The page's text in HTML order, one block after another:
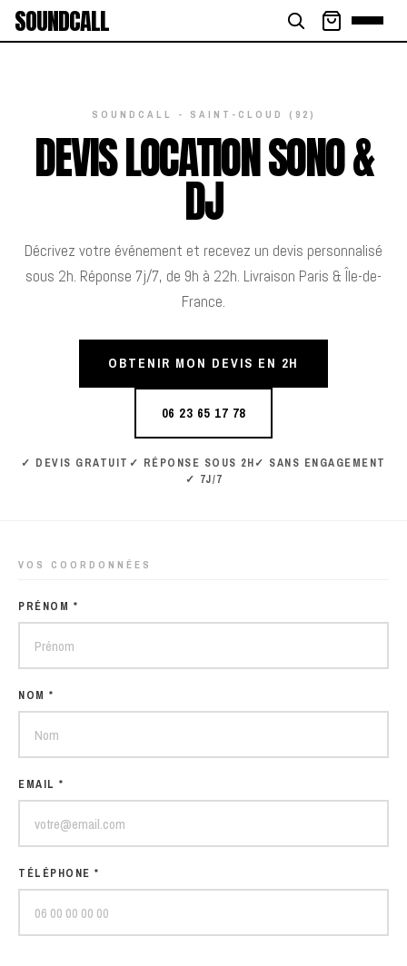
SOUNDCALL
SOUNDCALL - SAINT-CLOUD (92)
DEVIS LOCATION SONO &
DJ
Décrivez votre événement et recevez un devis personnalisé
sous 2h. Réponse 7j/7, de 9h à 22h. Livraison Paris & Île-de-
France.
OBTENIR MON DEVIS EN 2H
06 23 65 17 78
✓ DEVIS GRATUIT ✓ RÉPONSE SOUS 2H✓ SANS ENGAGEMENT
✓ 7J/7
VOS COORDONNÉES
PRÉNOM *
NOM *
EMAIL *
TÉLÉPHONE *